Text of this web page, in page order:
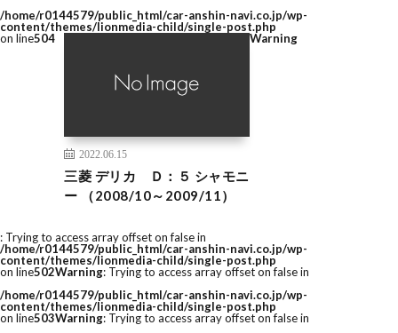
/home/r0144579/public_html/car-anshin-navi.co.jp/wp-
content/themes/lionmedia-child/single-post.php
on line504
2022.06.15
三菱 デリカ Ｄ：５ シャモニ
ー （2008/10～2009/11）
Warning
: Trying to access array offset on false in
/home/r0144579/public_html/car-anshin-navi.co.jp/wp-
content/themes/lionmedia-child/single-post.php
on line502Warning: Trying to access array offset on false in
/home/r0144579/public_html/car-anshin-navi.co.jp/wp-
content/themes/lionmedia-child/single-post.php
on line503Warning: Trying to access array offset on false in